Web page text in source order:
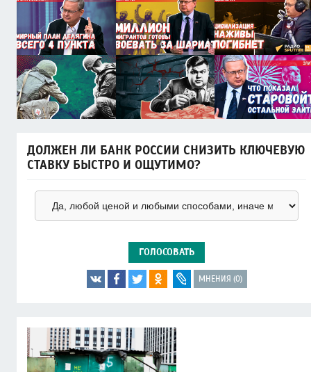
ДОЛЖЕН ЛИ БАНК РОССИИ СНИЗИТЬ КЛЮЧЕВУЮ
СТАВКУ БЫСТРО И ОЩУТИМО?
ГОЛОСОВАТЬ
МНЕНИЯ (0)